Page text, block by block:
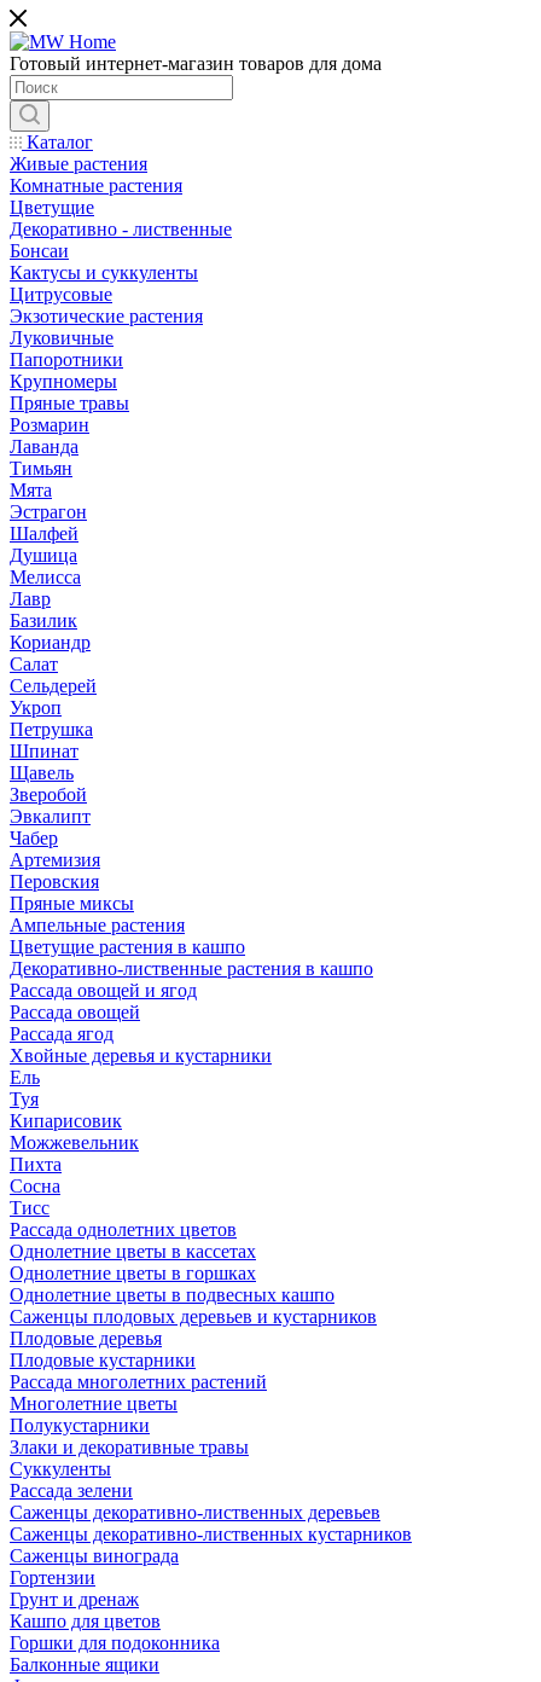
Готовый интернет-магазин товаров для дома
Каталог
Живые растения
Комнатные растения
Цветущие
Декоративно - лиственные
Бонсаи
Кактусы и суккуленты
Цитрусовые
Экзотические растения
Луковичные
Папоротники
Крупномеры
Пряные травы
Розмарин
Лаванда
Тимьян
Мята
Эстрагон
Шалфей
Душица
Мелисса
Лавр
Базилик
Кориандр
Салат
Сельдерей
Укроп
Петрушка
Шпинат
Щавель
Зверобой
Эвкалипт
Чабер
Артемизия
Перовския
Пряные миксы
Ампельные растения
Цветущие растения в кашпо
Декоративно-лиственные растения в кашпо
Рассада овощей и ягод
Рассада овощей
Рассада ягод
Хвойные деревья и кустарники
Ель
Туя
Кипарисовик
Можжевельник
Пихта
Сосна
Тисc
Рассада однолетних цветов
Однолетние цветы в кассетах
Однолетние цветы в горшках
Однолетние цветы в подвесных кашпо
Саженцы плодовых деревьев и кустарников
Плодовые деревья
Плодовые кустарники
Рассада многолетних растений
Многолетние цветы
Полукустарники
Злаки и декоративные травы
Суккуленты
Рассада зелени
Саженцы декоративно-лиственных деревьев
Саженцы декоративно-лиственных кустарников
Саженцы винограда
Гортензии
Грунт и дренаж
Кашпо для цветов
Горшки для подоконника
Балконные ящики